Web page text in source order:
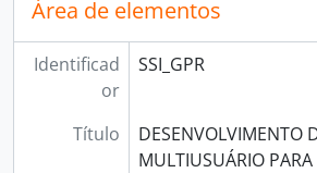
Área de elementos
Identificad
or
SSI_GPR
Título
DESENVOLVIMENTO
MULTIUSUÁRIO PARA